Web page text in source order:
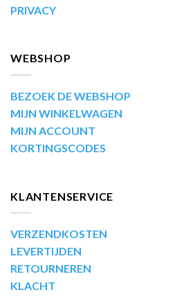
PRIVACY
WEBSHOP
BEZOEK DE WEBSHOP
MIJN WINKELWAGEN
MIJN ACCOUNT
KORTINGSCODES
KLANTENSERVICE
VERZENDKOSTEN
LEVERTIJDEN
RETOURNEREN
KLACHT